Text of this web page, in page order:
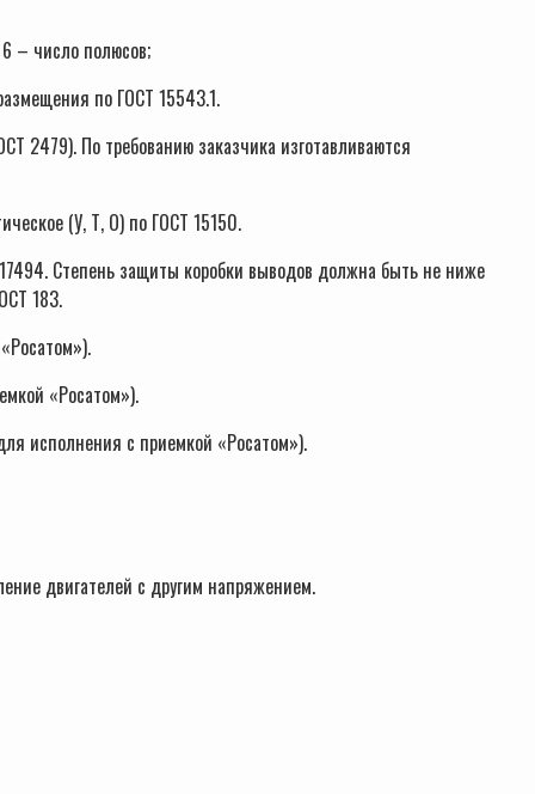
– число полюсов;
по ГОСТ 15543.1.
2479). По требованию заказчика изготавливаются
(У, Т, О) по ГОСТ 15150.
Степень защиты коробки выводов должна быть не ниже
183.
«Росатом»).
исполнения с приемкой «Росатом»).
двигателей с другим напряжением.